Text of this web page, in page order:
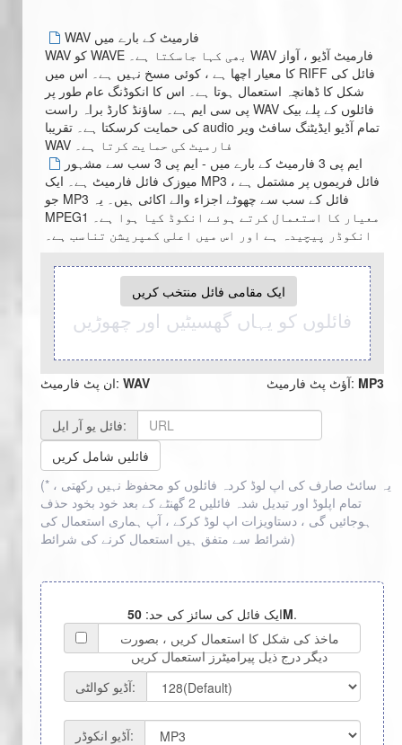
WAV فارمیٹ کے بارے میں
WAV کو WAVE بھی کہا جاسکتا ہے۔ WAV فارمیٹ آڈیو ، آواز
کا معیار اچھا ہے ، کوئی مسخ نہیں ہے۔ اس میں RIFF فائل کی
شکل کا ڈھانچہ استعمال ہوتا ہے۔ اس کا انکوڈنگ عام طور پر
پی سی ایم ہے۔ ساؤنڈ کارڈ براہ راست WAV فائلوں کے پلے بیک
کی حمایت کرسکتا ہے۔ تقریبا audio تمام آڈیو ایڈیٹنگ سافٹ ویر
WAV فارمیٹ کی حمایت کرتا ہے۔
ایم پی 3 فارمیٹ کے بارے میں - ایم پی 3 سب سے مشہور
میوزک فائل فارمیٹ ہے۔ ایک MP3 فائل فریموں پر مشتمل ہے ،
جو MP3 فائل کے سب سے چھوٹے اجزاء والے اکائی ہیں۔ یہ
MPEG1 معیار کا استعمال کرتے ہوئے انکوڈ کیا ہوا ہے۔
انکوڈر پیچیدہ ہے اور اس میں اعلی کمپریشن تناسب ہے۔
ایک مقامی فائل منتخب کریں
فائلوں کو یہاں گھسیٹیں اور چھوڑیں
ان پٹ فارمیٹ: WAV آؤٹ پٹ فارمیٹ: MP3
فائل یو آر ایل:
فائلیں شامل کریں
(* یہ سائٹ صارف کی اپ لوڈ کردہ فائلوں کو محفوظ نہیں رکھتی ،
تمام اپلوڈ اور تبدیل شدہ فائلیں 2 گھنٹے کے بعد خود بخود حذف
ہوجائیں گی ، دستاویزات اپ لوڈ کرکے ، آپ ہماری استعمال کی
شرائط سے متفق ہیں استعمال کرنے کی شرائط )
ایک فائل کی سائز کی حد:50M.
ماخذ کی شکل کا استعمال کریں ، بصورت
دیگر درج ذیل پیرامیٹرز استعمال کریں
آڈیو کوالٹی:
آڈیو انکوڈر: